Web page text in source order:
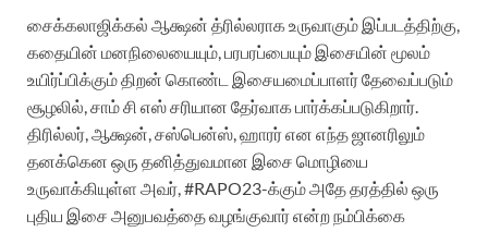
சைக்கலாஜிக்கல் ஆக்ஷன் த்ரில்லராக உருவாகும் இப்படத்திற்கு,
கதையின் மனநிலையையும், பரபரப்பையும் இசையின் மூலம்
உயிர்ப்பிக்கும் திறன் கொண்ட இசையமைப்பாளர் தேவைப்படும்
சூழலில், சாம் சி எஸ் சரியான தேர்வாக பார்க்கப்படுகிறார்.
திரில்லர், ஆக்ஷன், சஸ்பென்ஸ், ஹாரர் என எந்த ஜானரிலும்
தனக்கென ஒரு தனித்துவமான இசை மொழியை
உருவாக்கியுள்ள அவர், #RAPO23-க்கும் அதே தரத்தில் ஒரு
புதிய இசை அனுபவத்தை வழங்குவார் என்ற நம்பிக்கை